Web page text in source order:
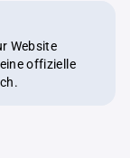
Website